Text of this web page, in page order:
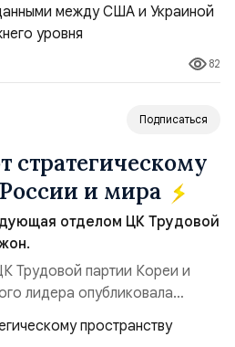
Украиной беспилотников и
позволило ей наносить
территории и укрепило её
со стороны США стало
82
Подписаться
и мира
отделом ЦК Трудовой
Трудовой партии Кореи и
лидера опубликовала
на проведение Токио
запусков крылатых ракет